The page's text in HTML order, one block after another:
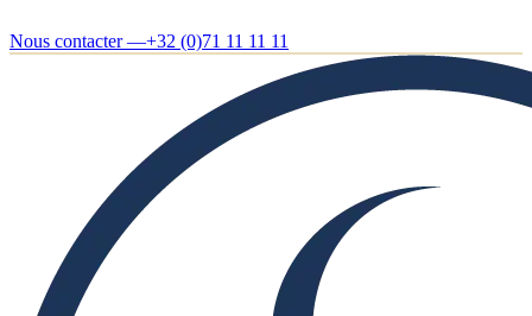
Nous contacter —+32 (0)71 11 11 11